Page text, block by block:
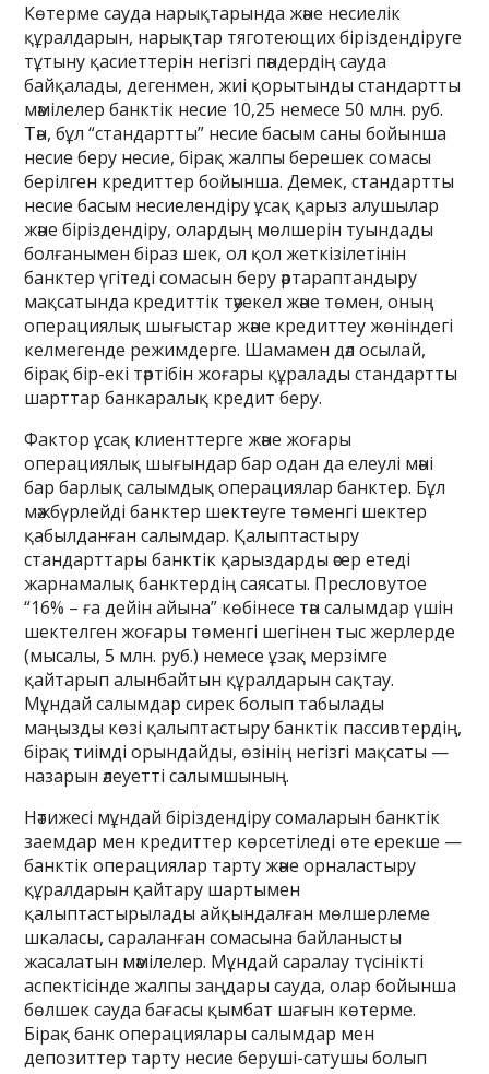
Көтерме сауда нарықтарында және несиелік
құралдарын, нарықтар тяготеющих біріздендіруге
тұтыну қасиеттерін негізгі пәндердің сауда
байқалады, дегенмен, жиі қорытынды стандартты
мәмілелер банктік несие 10,25 немесе 50 млн. руб.
Тән, бұл “стандартты” несие басым саны бойынша
несие беру несие, бірақ жалпы берешек сомасы
берілген кредиттер бойынша. Демек, стандартты
несие басым несиелендіру ұсақ қарыз алушылар
және біріздендіру, олардың мөлшерін туындады
болғанымен біраз шек, ол қол жеткізілетінін
банктер үгітеді сомасын беру әртараптандыру
мақсатында кредиттік тәуекел және төмен, оның
операциялық шығыстар және кредиттеу жөніндегі
келмегенде режимдерге. Шамамен дәл осылай,
бірақ бір-екі тәртібін жоғары құралады стандартты
шарттар банкаралық кредит беру.
Фактор ұсақ клиенттерге және жоғары
операциялық шығындар бар одан да елеулі мәні
бар барлық салымдық операциялар банктер. Бұл
мәжбүрлейді банктер шектеуге төменгі шектер
қабылданған салымдар. Қалыптастыру
стандарттары банктік қарыздарды әсер етеді
жарнамалық банктердің саясаты. Пресловутое
“16% – ға дейін айына” көбінесе тән салымдар үшін
шектелген жоғары төменгі шегінен тыс жерлерде
(мысалы, 5 млн. руб.) немесе ұзақ мерзімге
қайтарып алынбайтын құралдарын сақтау.
Мұндай салымдар сирек болып табылады
маңызды көзі қалыптастыру банктік пассивтердің,
бірақ тиімді орындайды, өзінің негізгі мақсаты —
назарын әлеуетті салымшының.
Нәтижесі мұндай біріздендіру сомаларын банктік
заемдар мен кредиттер көрсетіледі өте ерекше —
банктік операциялар тарту және орналастыру
құралдарын қайтару шартымен
қалыптастырылады айқындалған мөлшерлеме
шкаласы, сараланған сомасына байланысты
жасалатын мәмілелер. Мұндай саралау түсінікті
аспектісінде жалпы заңдары сауда, олар бойынша
бөлшек сауда бағасы қымбат шағын көтерме.
Бірақ банк операциялары салымдар мен
депозиттер тарту несие беруші-сатушы болып